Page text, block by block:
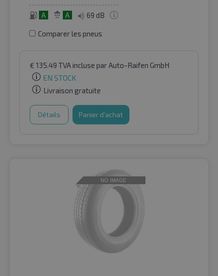
A A 69 dB
Comparer les pneus
€ 135.49 TVA incluse par Auto-Raifen GmbH
EN STOCK
Livraison gratuite
Détails Panier d'achat